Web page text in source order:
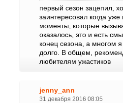
первый сезон зацепил,
заинтересовал когда
моменты, которые
оказалось, это и есть
конец сезона, а многом
долго. В общем,
любителям ужастиков
jenny_ann
31 декабря 2016 08:05